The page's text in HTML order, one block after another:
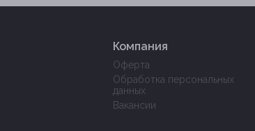
Компания
Оферта
Обработка персональных
данных
Вакансии